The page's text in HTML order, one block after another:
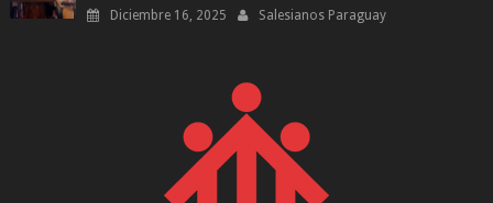
Diciembre 16, 2025 Salesianos Paraguay